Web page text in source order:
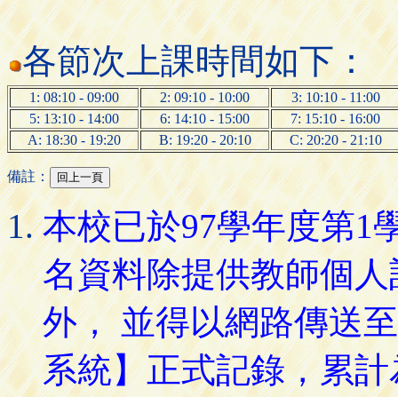
各節次上課時間如下：
1: 08:10 - 09:00 2: 09:10 - 10:00
3: 10:10 - 11:00
5: 13:10 - 14:00
6: 14:10 - 15:00
7: 15:10 - 16:00
A: 18:30 - 19:20
B: 19:20 - 20:10 C: 20:20 - 21:10
備註：
本校已於97學年度第1
名資料除提供教師個
外， 並得以網路傳送
系統】正式記錄，累